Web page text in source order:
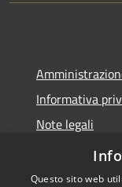
Informativa
Note legali
Dichiarazione
Questo sito web